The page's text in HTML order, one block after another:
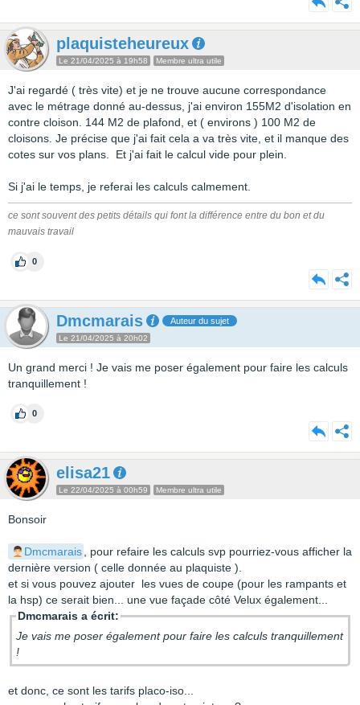
plaquisteheureux
Le 21/04/2025 à 19h58 Membre ultra utile
J'ai regardé ( très vite) et je ne trouve aucune correspondance
avec le métrage donné au-dessus, j'ai environ 155M2 d'isolation en
contre cloison. 144 M2 de plafond, et ( environs ) 100 M2 de
cloisons. Je précise que j'ai fait cela a va très vite, et il manque des
cotes sur vos plans. Et j'ai fait le calcul vide pour plein.
Si j'ai le temps, je referai les calculs calmement.
ce sont souvent des petits détails qui font la différence entre du bon et du
mauvais travail
0
Dmcmarais Auteur du sujet
Le 21/04/2025 à 20h02
Un grand merci ! Je vais me poser également pour faire les calculs
tranquillement !
0
elisa21
Le 22/04/2025 à 00h59 Membre ultra utile
Bonsoir
Dmcmarais
, pour refaire les calculs svp pourriez-vous afficher la
dernière version ( celle donnée au plaquiste ).
et si vous pouvez ajouter les vues de coupe (pour les rampants et
la hsp) ce serait bien... une vue façade côté Velux également...
Dmcmarais a écrit:
Je vais me poser également pour faire les calculs tranquillement
!
et donc, ce sont les tarifs placo-iso...